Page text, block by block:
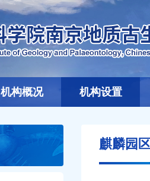
机构概况 机构设置
麒麟园